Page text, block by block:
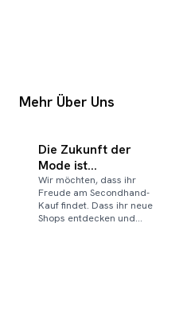
Mehr Über Uns
Die Zukunft der
Mode ist
Secondhand:
Unsere Vision hinter
rebe
Wir möchten, dass ihr
Freude am Secondhand-
Kauf findet. Dass ihr neue
Shops entdecken und